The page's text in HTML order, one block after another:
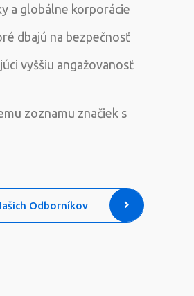
a globálne korporácie
dbajú na bezpečnosť
vyššiu angažovanosť
zoznamu značiek s
Odborníkov